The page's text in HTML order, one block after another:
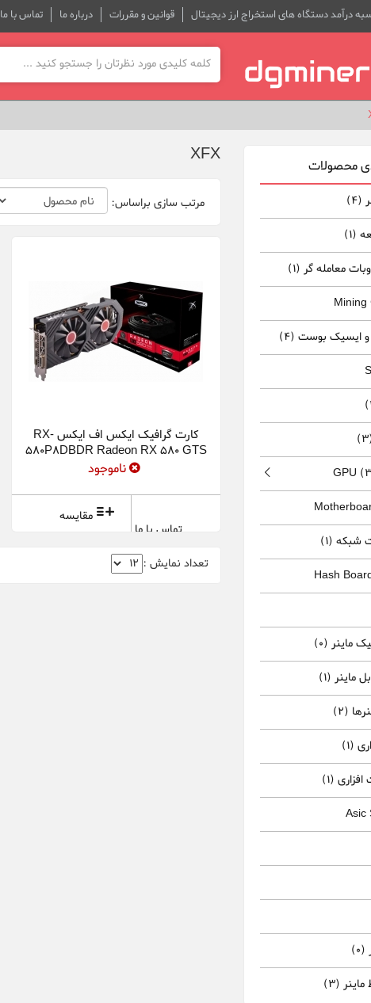
درآمد دستگاه های استخراج ارز دیجیتال قوانین و مقررات درباره ما تماس با ما
محصولات
(4)
(1)
(1)
Mining
و ایسیک بوست (4)
شبکه (1)
ماینر (0)
ماینر (1)
(2)
(1)
(1)
Asic
(0)
(3)
XFX
مرتب سازی براساس:
کارت گرافیک ایکس اف ایکس RX-
580P8DBDR Radeon RX 580 GTS
Black Edition 8GB OC+ Graphics
ناموجود
تماس با ما
مقایسه
تعداد نمایش :